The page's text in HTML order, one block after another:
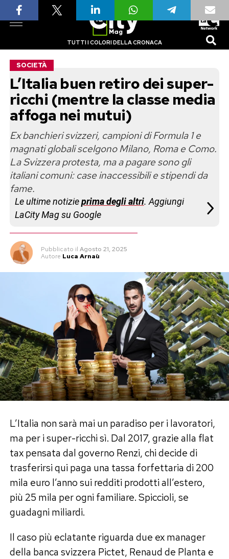
TUTTI I COLORI DELLA CRONACA
SOCIETÀ
L’Italia buen retiro dei super-
ricchi (mentre la classe media
affoga nei mutui)
Ex banchieri svizzeri, campioni di Formula 1 e
magnati globali scelgono Milano, Roma e Como.
La Svizzera protesta, ma a pagare sono gli
italiani comuni: case inaccessibili e stipendi da
fame.
Le ultime notizieprima degli altri. Aggiungi
LaCity Mag su Google
Pubblicato il Agosto 21, 2025
Autore Luca Arnaù
L’Italia non sarà mai un paradiso per i lavoratori,
ma per i super-ricchi sì. Dal 2017, grazie alla flat
tax pensata dal governo Renzi, chi decide di
trasferirsi qui paga una tassa forfettaria di 200
mila euro l’anno sui redditi prodotti all’estero,
più 25 mila per ogni familiare. Spiccioli, se
guadagni miliardi.
Il caso più eclatante riguarda due ex manager
della banca svizzera Pictet, Renaud de Planta e